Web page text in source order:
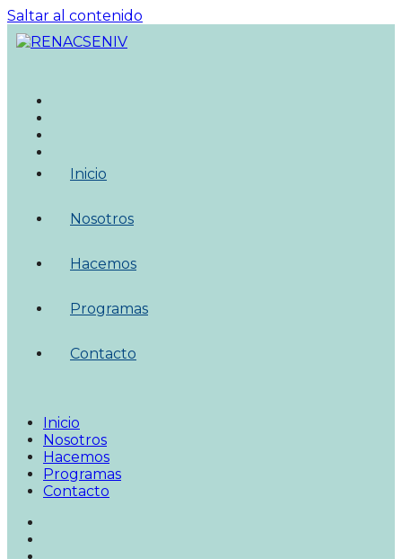
Saltar al contenido
Inicio
Nosotros
Hacemos
Programas
Contacto
Inicio
Nosotros
Hacemos
Programas
Contacto